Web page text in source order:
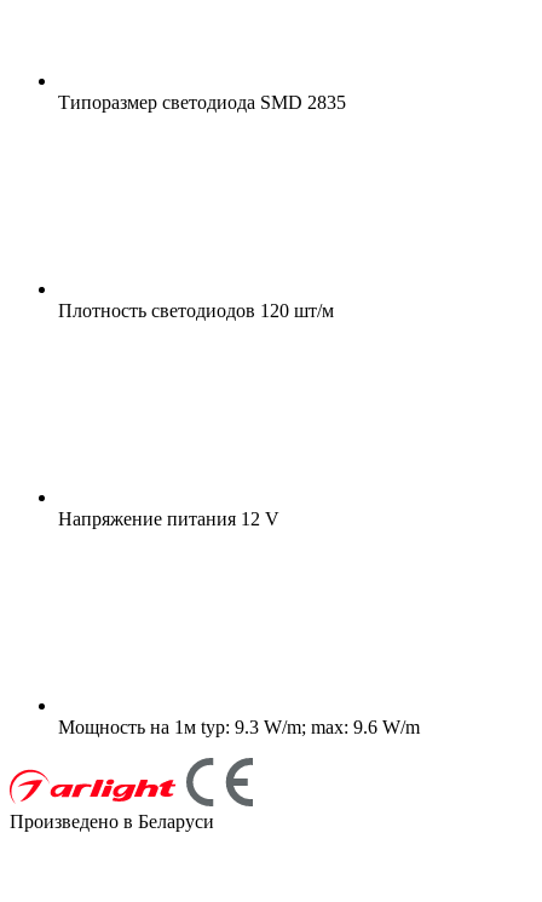
Типоразмер светодиода SMD 2835
Плотность светодиодов 120 шт/м
Напряжение питания 12 V
Мощность на 1м typ: 9.3 W/m; max: 9.6 W/m
Произведено в Беларуси